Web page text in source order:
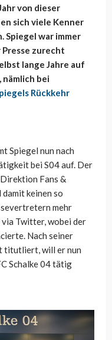
von dieser
sich viele Kenner
Spiegel war immer
zurecht
lange Jahre auf
bei
Rückkehr
Spiegel nun nach
bei S04 auf. Der
Fans &
keinen so
mehr
Twitter, wobei der
Nach seiner
titutliert, will er nun
Schalke 04 tätig